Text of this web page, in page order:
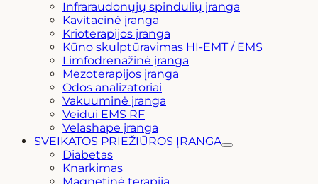
Infraraudonųjų spindulių įranga
Kavitacinė įranga
Krioterapijos įranga
Kūno skulptūravimas HI-EMT / EMS
Limfodrenažinė įranga
Mezoterapijos įranga
Odos analizatoriai
Vakuuminė įranga
Veidui EMS RF
Velashape įranga
SVEIKATOS PRIEŽIŪROS ĮRANGA
Diabetas
Knarkimas
Magnetinė terapija